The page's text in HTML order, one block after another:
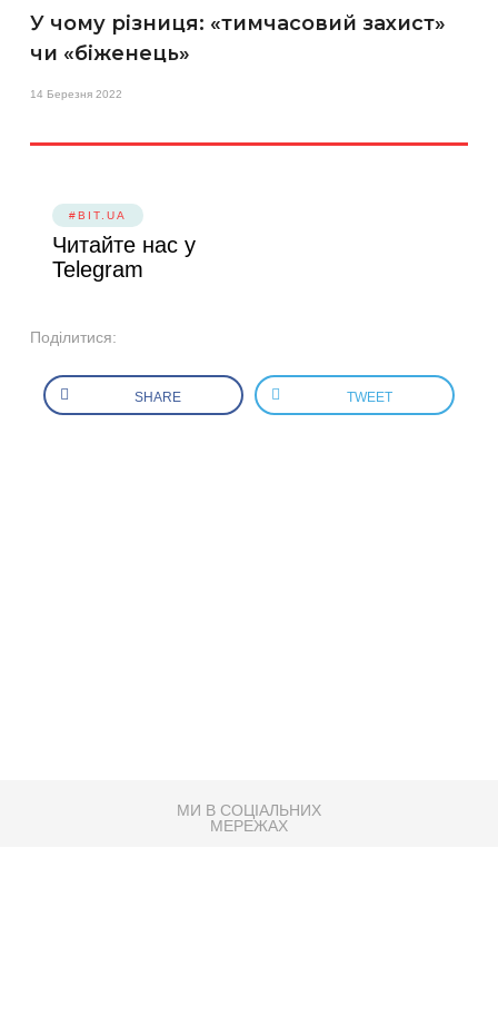
У чому різниця: «тимчасовий захист»
чи «біженець»
14 Березня 2022
#BIT.UA
Читайте нас у
Telegram
Поділитися:
SHARE TWEET
МИ В СОЦІАЛЬНИХ
МЕРЕЖАХ